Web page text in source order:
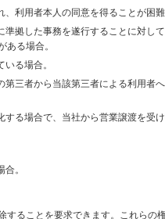
利用者本人の同意を得ることが困難
拠した事務を遂行することに対し
る場合。
る場合。
三者から当該第三者による利用者
る場合で、当社から営業譲渡を受
。
ることを要求できます。これらの